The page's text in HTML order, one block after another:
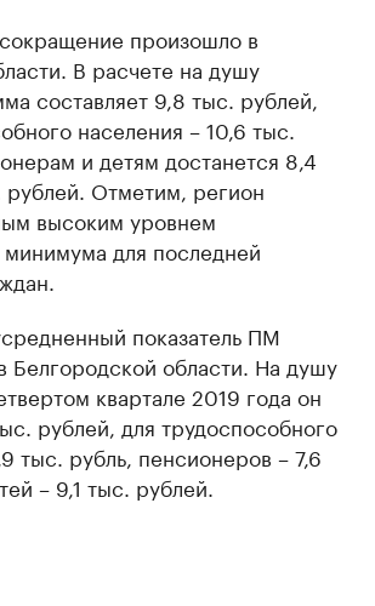
произошло в
В расчете на душу
составляет 9,8 тыс. рублей,
населения – 10,6 тыс.
и детям достанется 8,4
Отметим, регион
высоким уровнем
для последней
показатель ПМ
Белгородской области. На душу
квартале 2019 года он
рублей, для трудоспособного
тыс. рубль, пенсионеров – 7,6
– 9,1 тыс. рублей.